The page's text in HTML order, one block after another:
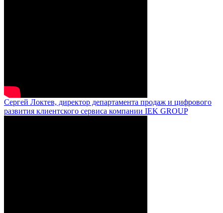
Сергей Локтев, директор департамента продаж и цифрового
развития клиентского сервиса компании IEK GROUP